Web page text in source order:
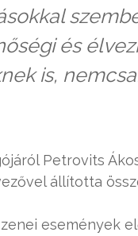
és
is,
Petrovits
állította
események